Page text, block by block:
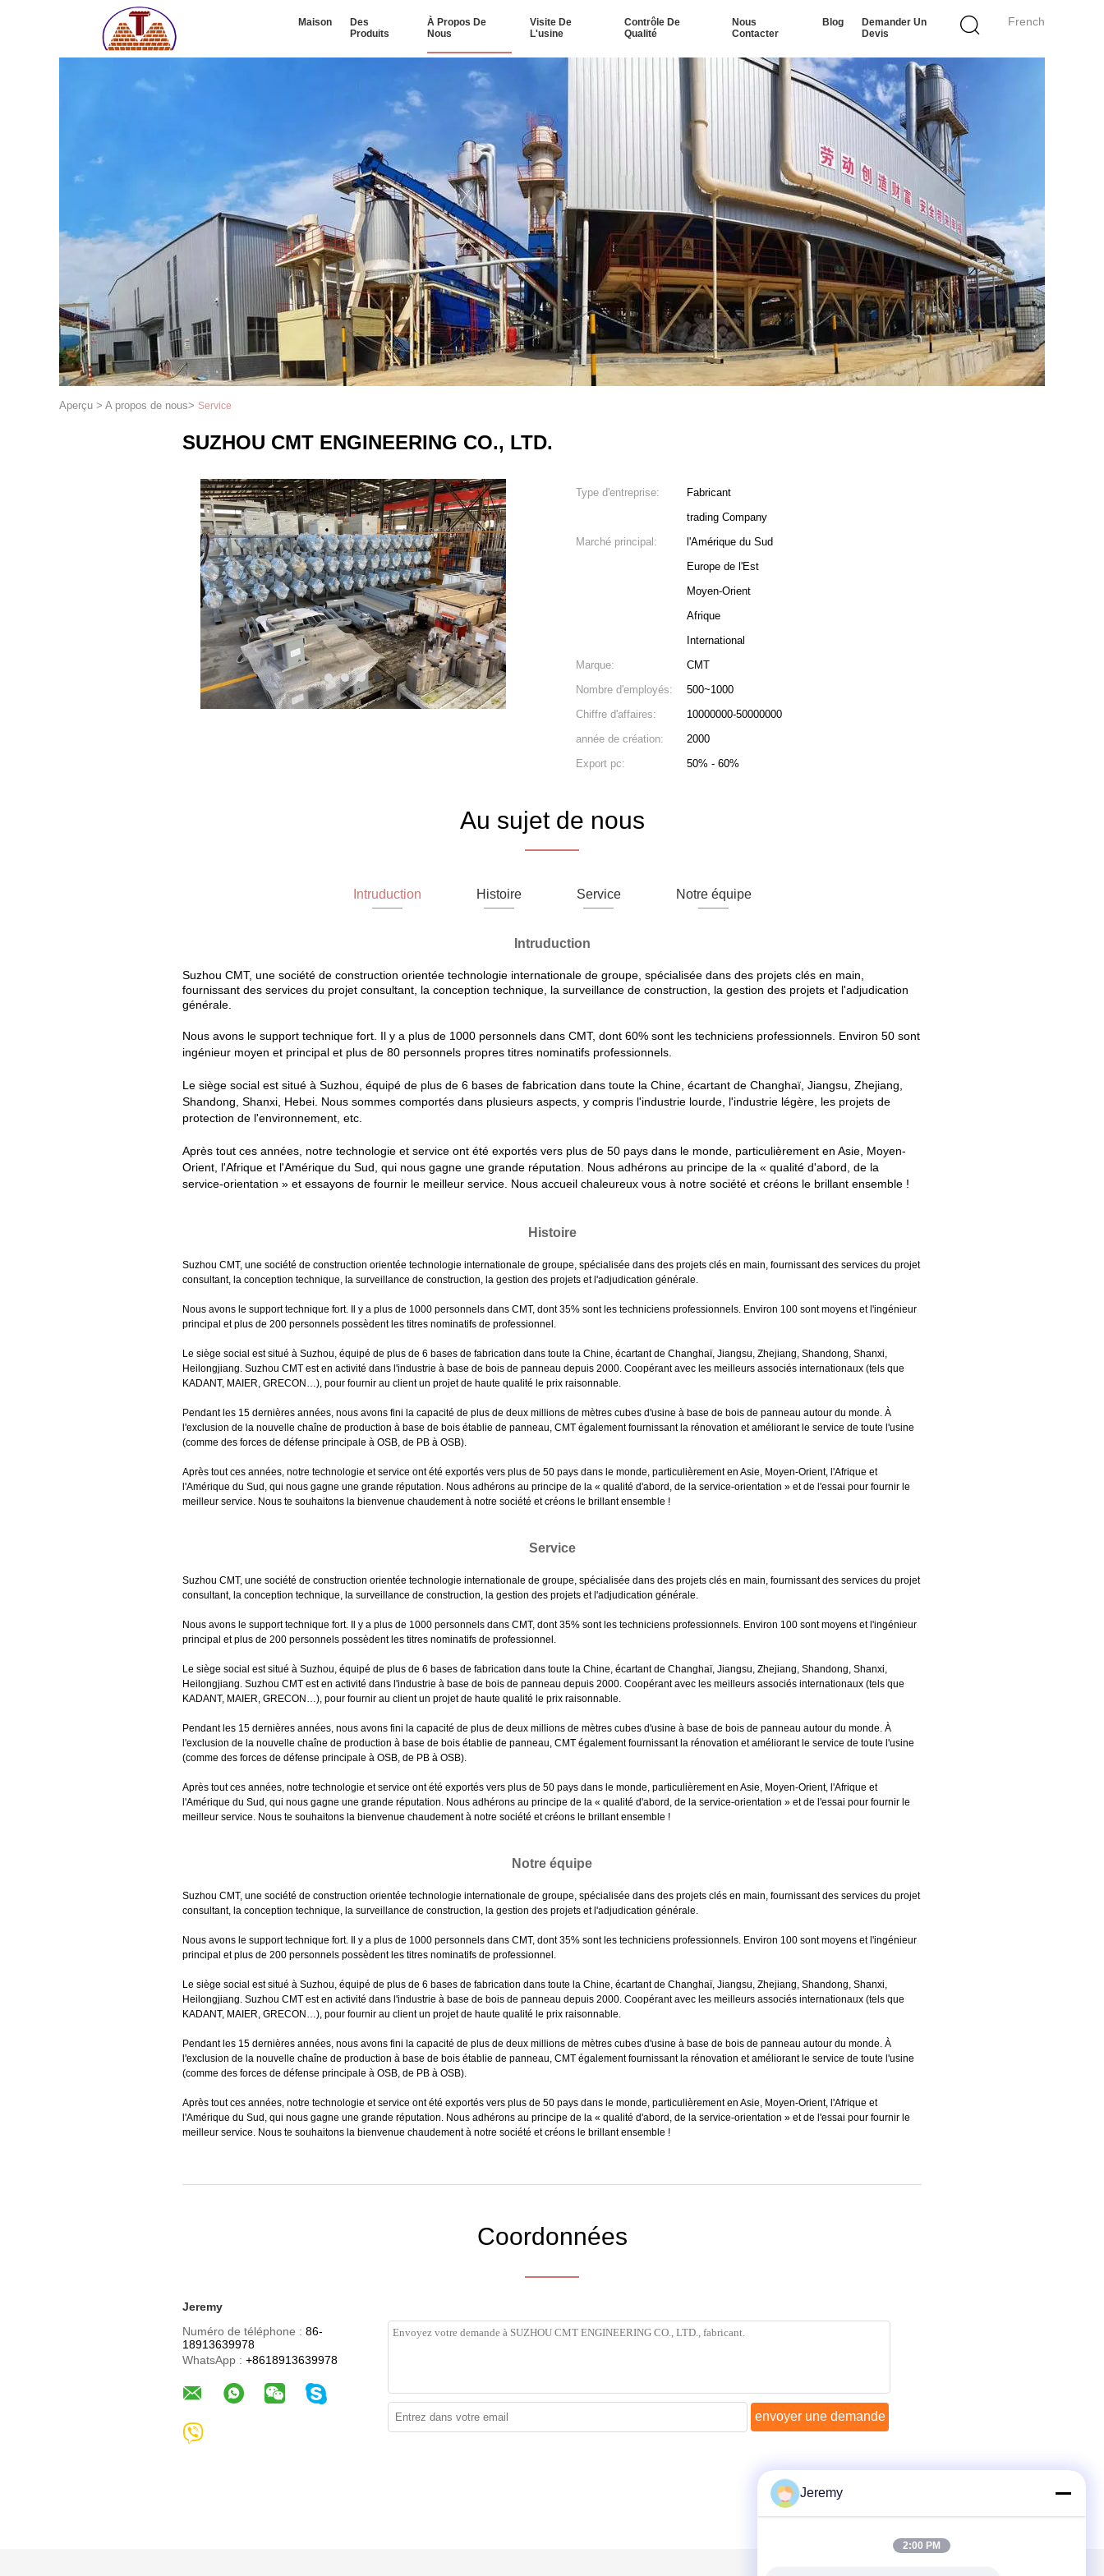
French
Maison
Des
Produits
À Propos De
Nous
Visite De
L'usine
Contrôle De
Qualité
Nous
Contacter
Blog
Demander Un
Devis
Aperçu > A propos de nous> Service
SUZHOU CMT ENGINEERING CO., LTD.
1 2 3 4
Type d'entreprise:
Fabricant
trading Company
Marché principal:
l'Amérique du Sud
Europe de l'Est
Moyen-Orient
Afrique
International
Marque:
CMT
Nombre d'employés:
500~1000
Chiffre d'affaires:
10000000-50000000
année de création:
2000
Export pc:
50% - 60%
Au sujet de nous
Intruduction Histoire Service Notre équipe
Intruduction
Suzhou CMT, une société de construction orientée technologie internationale de groupe, spécialisée dans des projets clés en main,
fournissant des services du projet consultant, la conception technique, la surveillance de construction, la gestion des projets et l'adjudication
générale.
Nous avons le support technique fort. Il y a plus de 1000 personnels dans CMT, dont 60% sont les techniciens professionnels. Environ 50 sont
ingénieur moyen et principal et plus de 80 personnels propres titres nominatifs professionnels.
Le siège social est situé à Suzhou, équipé de plus de 6 bases de fabrication dans toute la Chine, écartant de Changhaï, Jiangsu, Zhejiang,
Shandong, Shanxi, Hebei. Nous sommes comportés dans plusieurs aspects, y compris l'industrie lourde, l'industrie légère, les projets de
protection de l'environnement, etc.
Après tout ces années, notre technologie et service ont été exportés vers plus de 50 pays dans le monde, particulièrement en Asie, Moyen-
Orient, l'Afrique et l'Amérique du Sud, qui nous gagne une grande réputation. Nous adhérons au principe de la « qualité d'abord, de la
service-orientation » et essayons de fournir le meilleur service. Nous accueil chaleureux vous à notre société et créons le brillant ensemble !
Histoire
Suzhou CMT, une société de construction orientée technologie internationale de groupe, spécialisée dans des projets clés en main, fournissant des services du projet
consultant, la conception technique, la surveillance de construction, la gestion des projets et l'adjudication générale.
Nous avons le support technique fort. Il y a plus de 1000 personnels dans CMT, dont 35% sont les techniciens professionnels. Environ 100 sont moyens et l'ingénieur
principal et plus de 200 personnels possèdent les titres nominatifs de professionnel.
Le siège social est situé à Suzhou, équipé de plus de 6 bases de fabrication dans toute la Chine, écartant de Changhaï, Jiangsu, Zhejiang, Shandong, Shanxi,
Heilongjiang. Suzhou CMT est en activité dans l'industrie à base de bois de panneau depuis 2000. Coopérant avec les meilleurs associés internationaux (tels que
KADANT, MAIER, GRECON…), pour fournir au client un projet de haute qualité le prix raisonnable.
Pendant les 15 dernières années, nous avons fini la capacité de plus de deux millions de mètres cubes d'usine à base de bois de panneau autour du monde. À
l'exclusion de la nouvelle chaîne de production à base de bois établie de panneau, CMT également fournissant la rénovation et améliorant le service de toute l'usine
(comme des forces de défense principale à OSB, de PB à OSB).
Après tout ces années, notre technologie et service ont été exportés vers plus de 50 pays dans le monde, particulièrement en Asie, Moyen-Orient, l'Afrique et
l'Amérique du Sud, qui nous gagne une grande réputation. Nous adhérons au principe de la « qualité d'abord, de la service-orientation » et de l'essai pour fournir le
meilleur service. Nous te souhaitons la bienvenue chaudement à notre société et créons le brillant ensemble !
Service
Suzhou CMT, une société de construction orientée technologie internationale de groupe, spécialisée dans des projets clés en main, fournissant des services du projet
consultant, la conception technique, la surveillance de construction, la gestion des projets et l'adjudication générale.
Nous avons le support technique fort. Il y a plus de 1000 personnels dans CMT, dont 35% sont les techniciens professionnels. Environ 100 sont moyens et l'ingénieur
principal et plus de 200 personnels possèdent les titres nominatifs de professionnel.
Le siège social est situé à Suzhou, équipé de plus de 6 bases de fabrication dans toute la Chine, écartant de Changhaï, Jiangsu, Zhejiang, Shandong, Shanxi,
Heilongjiang. Suzhou CMT est en activité dans l'industrie à base de bois de panneau depuis 2000. Coopérant avec les meilleurs associés internationaux (tels que
KADANT, MAIER, GRECON…), pour fournir au client un projet de haute qualité le prix raisonnable.
Pendant les 15 dernières années, nous avons fini la capacité de plus de deux millions de mètres cubes d'usine à base de bois de panneau autour du monde. À
l'exclusion de la nouvelle chaîne de production à base de bois établie de panneau, CMT également fournissant la rénovation et améliorant le service de toute l'usine
(comme des forces de défense principale à OSB, de PB à OSB).
Après tout ces années, notre technologie et service ont été exportés vers plus de 50 pays dans le monde, particulièrement en Asie, Moyen-Orient, l'Afrique et
l'Amérique du Sud, qui nous gagne une grande réputation. Nous adhérons au principe de la « qualité d'abord, de la service-orientation » et de l'essai pour fournir le
meilleur service. Nous te souhaitons la bienvenue chaudement à notre société et créons le brillant ensemble !
Notre équipe
Suzhou CMT, une société de construction orientée technologie internationale de groupe, spécialisée dans des projets clés en main, fournissant des services du projet
consultant, la conception technique, la surveillance de construction, la gestion des projets et l'adjudication générale.
Nous avons le support technique fort. Il y a plus de 1000 personnels dans CMT, dont 35% sont les techniciens professionnels. Environ 100 sont moyens et l'ingénieur
principal et plus de 200 personnels possèdent les titres nominatifs de professionnel.
Le siège social est situé à Suzhou, équipé de plus de 6 bases de fabrication dans toute la Chine, écartant de Changhaï, Jiangsu, Zhejiang, Shandong, Shanxi,
Heilongjiang. Suzhou CMT est en activité dans l'industrie à base de bois de panneau depuis 2000. Coopérant avec les meilleurs associés internationaux (tels que
KADANT, MAIER, GRECON…), pour fournir au client un projet de haute qualité le prix raisonnable.
Pendant les 15 dernières années, nous avons fini la capacité de plus de deux millions de mètres cubes d'usine à base de bois de panneau autour du monde. À
l'exclusion de la nouvelle chaîne de production à base de bois établie de panneau, CMT également fournissant la rénovation et améliorant le service de toute l'usine
(comme des forces de défense principale à OSB, de PB à OSB).
Après tout ces années, notre technologie et service ont été exportés vers plus de 50 pays dans le monde, particulièrement en Asie, Moyen-Orient, l'Afrique et
l'Amérique du Sud, qui nous gagne une grande réputation. Nous adhérons au principe de la « qualité d'abord, de la service-orientation » et de l'essai pour fournir le
meilleur service. Nous te souhaitons la bienvenue chaudement à notre société et créons le brillant ensemble !
Coordonnées
Jeremy
Numéro de téléphone : 86-
18913639978
WhatsApp : +8618913639978
envoyer une demande
Jeremy
2:00 PM